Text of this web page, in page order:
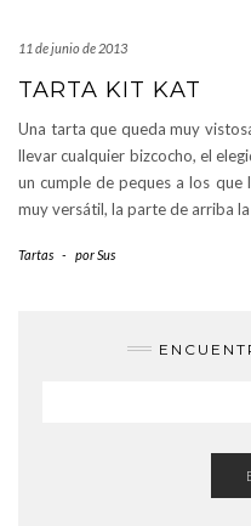
11 de junio de 2013
TARTA KIT KAT
Una tarta que queda muy
llevar cualquier bizcocho, el
un cumple de peques a los que
muy versátil, la parte de arriba
Tartas - porSus